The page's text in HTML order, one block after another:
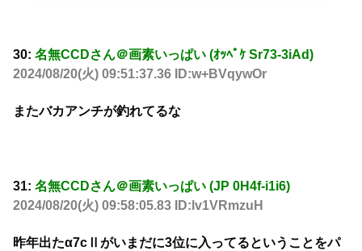
30: 名無CCDさん＠画素いっぱい (ｵｯﾍﾟｹ Sr73-3iAd)
2024/08/20(火) 09:51:37.36 ID:w+BVqywOr
またバカアンチが釣れてるな
31: 名無CCDさん＠画素いっぱい (JP 0H4f-i1i6)
2024/08/20(火) 09:58:05.83 ID:lv1VRmzuH
昨年出たα7cⅡがいまだに3位に入ってるということをパ